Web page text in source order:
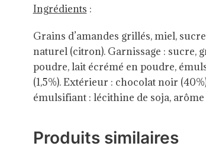
Ingrédients :
Grains d’amandes grillés, miel,
naturel (citron). Garnissage : sucre,
poudre, lait écrémé en poudre,
(1,5%). Extérieur : chocolat noir
émulsifiant : lécithine de soja,
Produits similaires